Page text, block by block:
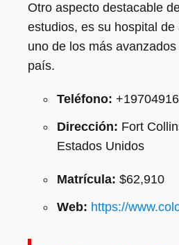
Otro aspecto destacable
estudios, es su hospital
uno de los más avanzados
país.
Teléfono:
Dirección: Fort
Estados Unidos
Matrícula: $62,910
Web: https://